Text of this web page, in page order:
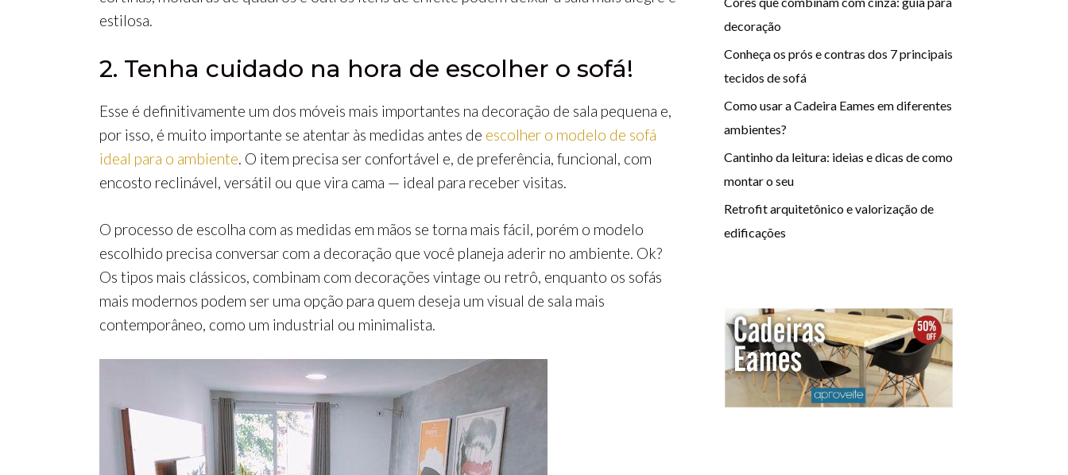
estilosa.
2. Tenha cuidado na hora de escolher o sofá!
Esse é definitivamente um dos móveis mais importantes na decoração de sala pequena e,
por isso, é muito importante se atentar às medidas antes de escolher o modelo de sofá
ideal para o ambiente. O item precisa ser confortável e, de preferência, funcional, com
encosto reclinável, versátil ou que vira cama — ideal para receber visitas.
O processo de escolha com as medidas em mãos se torna mais fácil, porém o modelo
escolhido precisa conversar com a decoração que você planeja aderir no ambiente. Ok?
Os tipos mais clássicos, combinam com decorações vintage ou retrô, enquanto os sofás
mais modernos podem ser uma opção para quem deseja um visual de sala mais
contemporâneo, como um industrial ou minimalista.
decoração
Conheça os prós e contras dos 7 principais
tecidos de sofá
Como usar a Cadeira Eames em diferentes
ambientes?
Cantinho da leitura: ideias e dicas de como
montar o seu
Retrofit arquitetônico e valorização de
edificações